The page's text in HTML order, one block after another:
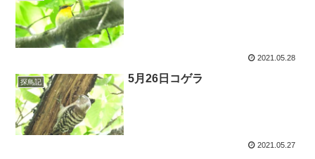
2021.05.28
探鳥記 5月26日コゲラ
2021.05.27